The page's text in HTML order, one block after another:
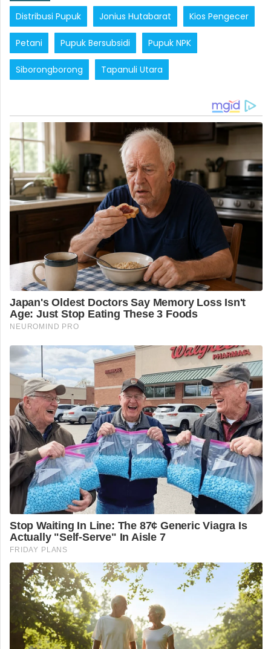
Distribusi Pupuk Jonius Hutabarat Kios Pengecer
Petani Pupuk Bersubsidi Pupuk NPK
Siborongborong Tapanuli Utara